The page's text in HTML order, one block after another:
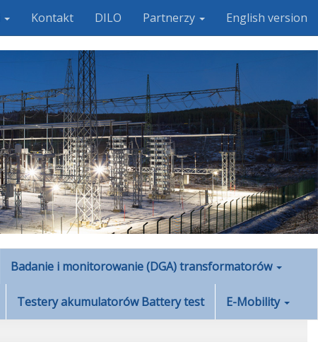
Kontakt DILO Partnerzy English version
Badanie i monitorowanie (DGA) transformatorów
Testery akumulatorów Battery test E-Mobility